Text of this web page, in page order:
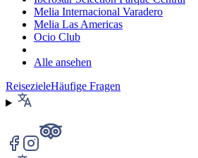
Melia Internacional Varadero
Melia Las Americas
Ocio Club
Alle ansehen
ReisezieleHäufige Fragen